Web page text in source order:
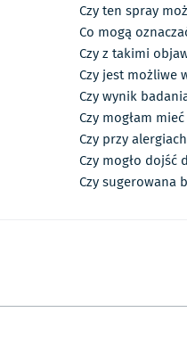
Czy ten spray
Co mogą
Czy z takimi
Czy jest możliwe
Czy wynik
Czy mogłam
Czy przy
Czy mogło
Czy sugerowana